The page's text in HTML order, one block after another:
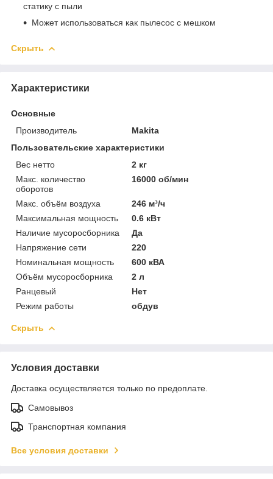
статику с пыли
Может использоваться как пылесос с мешком
Скрыть
Характеристики
Основные
Производитель
Makita
Пользовательские характеристики
Вес нетто
2 кг
Макс. количество
оборотов
16000 об/мин
Макс. объём воздуха
246 м³/ч
Максимальная мощность
0.6 кВт
Наличие мусоросборника
Да
Напряжение сети
220
Номинальная мощность
600 кВА
Объём мусоросборника
2 л
Ранцевый
Нет
Режим работы
обдув
Скрыть
Условия доставки
Доставка осуществляется только по предоплате.
Самовывоз
Транспортная компания
Все условия доставки